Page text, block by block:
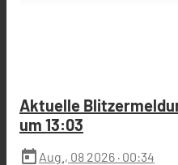
Aktuelle
um 13:03
today Aug., 08 2026 · 00:34